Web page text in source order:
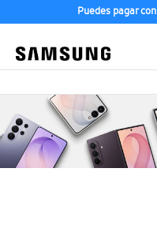
Puedes pagar